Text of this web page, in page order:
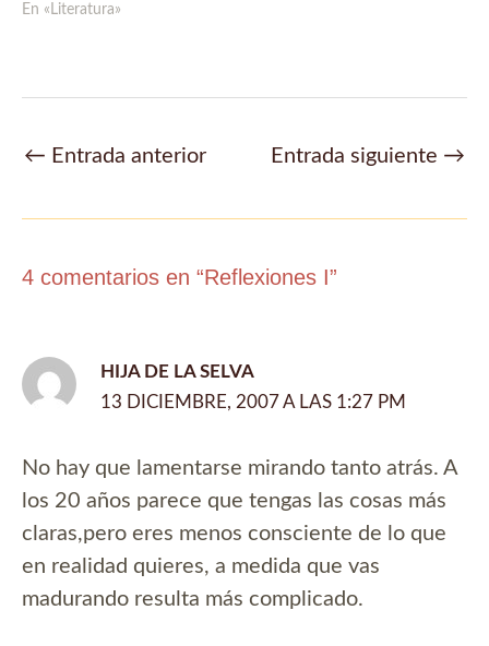
En «Literatura»
Navegación
← Entrada anterior Entrada siguiente →
4 comentarios en “Reflexiones I”
HIJA DE LA SELVA
13 DICIEMBRE, 2007 A LAS 1:27 PM
No hay que lamentarse mirando tanto atrás. A
los 20 años parece que tengas las cosas más
claras,pero eres menos consciente de lo que
en realidad quieres, a medida que vas
madurando resulta más complicado.